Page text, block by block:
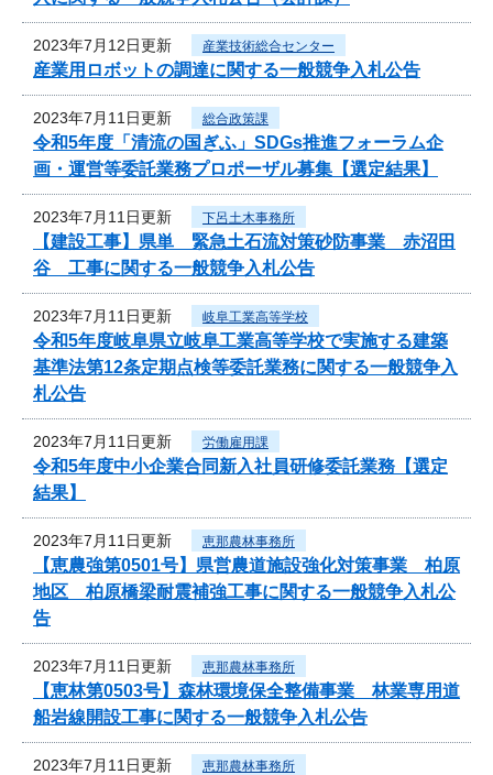
2023年7月12日更新 産業技術総合センター
産業用ロボットの調達に関する一般競争入札公告
2023年7月11日更新 総合政策課
令和5年度「清流の国ぎふ」SDGs推進フォーラム企
画・運営等委託業務プロポーザル募集【選定結果】
2023年7月11日更新 下呂土木事務所
【建設工事】県単 緊急土石流対策砂防事業 赤沼田
谷 工事に関する一般競争入札公告
2023年7月11日更新 岐阜工業高等学校
令和5年度岐阜県立岐阜工業高等学校で実施する建築
基準法第12条定期点検等委託業務に関する一般競争入
札公告
2023年7月11日更新 労働雇用課
令和5年度中小企業合同新入社員研修委託業務【選定
結果】
2023年7月11日更新 恵那農林事務所
【恵農強第0501号】県営農道施設強化対策事業 柏原
地区 柏原橋梁耐震補強工事に関する一般競争入札公
告
2023年7月11日更新 恵那農林事務所
【恵林第0503号】森林環境保全整備事業 林業専用道
船岩線開設工事に関する一般競争入札公告
2023年7月11日更新 恵那農林事務所